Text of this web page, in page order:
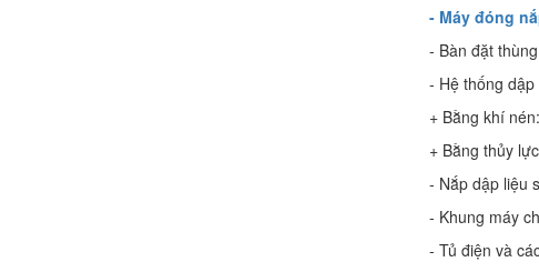
- Máy đóng
- Bàn đặt
- Hệ thống
+ Bằng khí
+ Bằng thủy
- Nắp dập liệu
- Khung máy
- Tủ điện và